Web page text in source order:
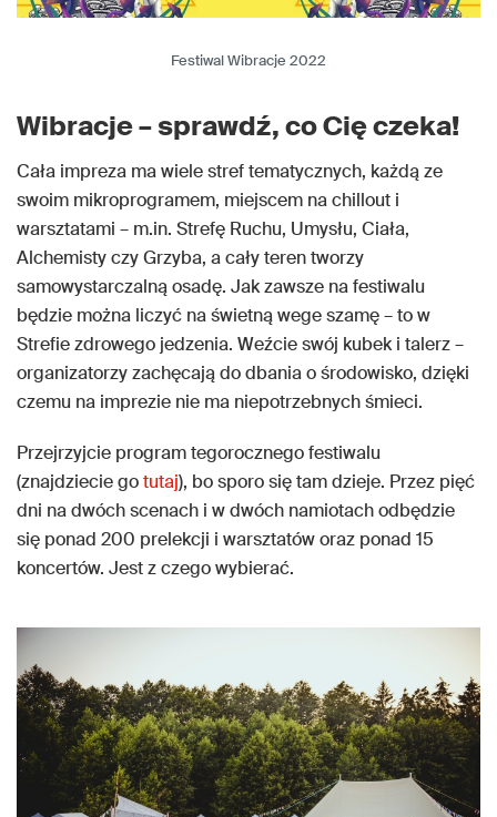
Festiwal Wibracje 2022
Wibracje – sprawdź, co Cię czeka!
Cała impreza ma wiele stref tematycznych, każdą ze
swoim mikroprogramem, miejscem na chillout i
warsztatami – m.in. Strefę Ruchu, Umysłu, Ciała,
Alchemisty czy Grzyba, a cały teren tworzy
samowystarczalną osadę. Jak zawsze na festiwalu
będzie można liczyć na świetną wege szamę – to w
Strefie zdrowego jedzenia. Weźcie swój kubek i talerz –
organizatorzy zachęcają do dbania o środowisko, dzięki
czemu na imprezie nie ma niepotrzebnych śmieci.
Przejrzyjcie program tegorocznego festiwalu
(znajdziecie gotutaj), bo sporo się tam dzieje. Przez pięć
dni na dwóch scenach i w dwóch namiotach odbędzie
się ponad 200 prelekcji i warsztatów oraz ponad 15
koncertów. Jest z czego wybierać.